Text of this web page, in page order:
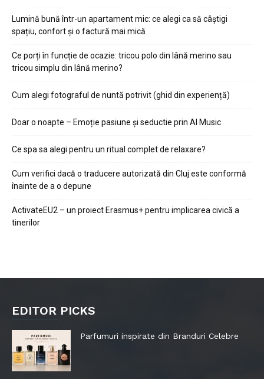
Lumină bună într-un apartament mic: ce alegi ca să câștigi
spațiu, confort și o factură mai mică
Ce porți în funcție de ocazie: tricou polo din lână merino sau
tricou simplu din lână merino?
Cum alegi fotograful de nuntă potrivit (ghid din experiență)
Doar o noapte – Emoție pasiune și seductie prin AI Music
Ce spa sa alegi pentru un ritual complet de relaxare?
Cum verifici dacă o traducere autorizată din Cluj este conformă
înainte de a o depune
ActivateEU2 – un proiect Erasmus+ pentru implicarea civică a
tinerilor
EDITOR PICKS
Parfumuri inspirate din Branduri Celebre